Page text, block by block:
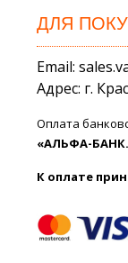
ДЛЯ
Email:
Адрес: г.
Оплата
«АЛЬФА-БАНК.
К оплате